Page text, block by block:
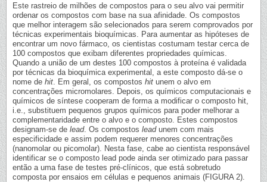
Este rastreio de milhões de compostos para o seu alvo vai permitir
ordenar os compostos com base na sua afinidade. Os compostos
que melhor interagem são selecionados para serem comprovados por
técnicas experimentais bioquímicas. Para aumentar as hipóteses de
encontrar um novo fármaco, os cientistas costumam testar cerca de
100 compostos que exibam diferentes propriedades químicas.
Quando a união de um destes 100 compostos à proteína é validada
por técnicas da bioquímica experimental, a este composto dá-se o
nome de hit . Em geral, os compostos hit unem o alvo em
concentrações micromolares. Depois, os químicos computacionais e
químicos de síntese cooperam de forma a modificar o composto hit,
i.e., substituem pequenos grupos químicos para poder melhorar a
complementaridade entre o alvo e o composto. Estes compostos
designam-se de lead. Os compostos leadunem com mais
especificidade e assim podem requerer menores concentrações
(nanomolar ou picomolar). Nesta fase, cabe ao cientista responsável
identificar se o composto lead pode ainda ser otimizado para passar
então a uma fase de testes pré-clínicos, que está sobretudo
composta por ensaios em células e pequenos animais (FIGURA 2).